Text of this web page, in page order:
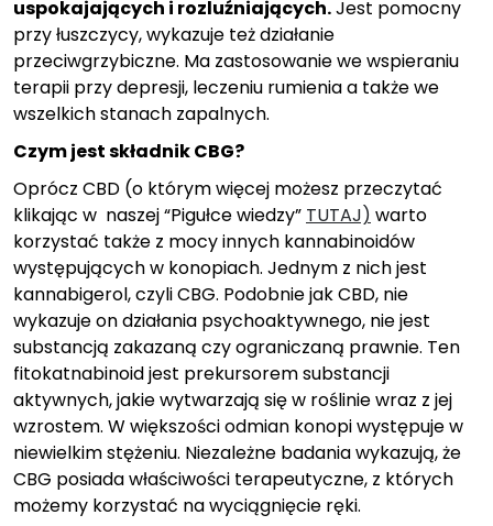
uspokajających i rozluźniających.Jest pomocny
przy łuszczycy, wykazuje też działanie
przeciwgrzybiczne. Ma zastosowanie we wspieraniu
terapii przy depresji, leczeniu rumienia a także we
wszelkich stanach zapalnych.
Czym jest składnik CBG?
Oprócz CBD (o którym więcej możesz przeczytać
klikając w naszej “Pigułce wiedzy” TUTAJ) warto
korzystać także z mocy innych kannabinoidów
występujących w konopiach. Jednym z nich jest
kannabigerol, czyli CBG. Podobnie jak CBD, nie
wykazuje on działania psychoaktywnego, nie jest
substancją zakazaną czy ograniczaną prawnie. Ten
fitokatnabinoid jest prekursorem substancji
aktywnych, jakie wytwarzają się w roślinie wraz z jej
wzrostem. W większości odmian konopi występuje w
niewielkim stężeniu. Niezależne badania wykazują, że
CBG posiada właściwości terapeutyczne, z których
możemy korzystać na wyciągnięcie ręki.